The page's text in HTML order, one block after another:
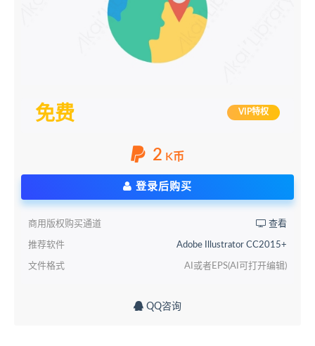
免费 VIP特权
2 K币
登录后购买
商用版权购买通道 查看
推荐软件 Adobe Illustrator CC2015+
文件格式 AI或者EPS(AI可打开编辑)
QQ咨询